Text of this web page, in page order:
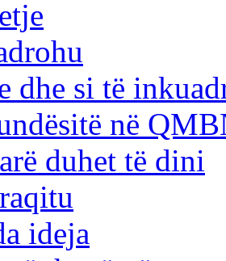
dhe si të
në
duhet të dini
ideja